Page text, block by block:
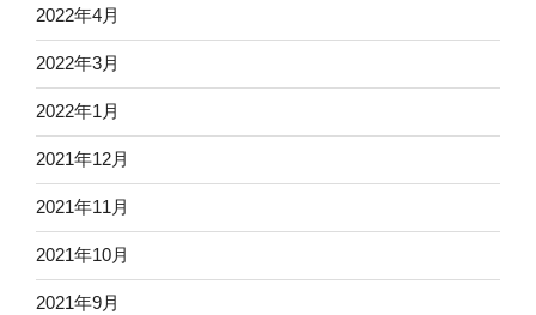
2022年4月
2022年3月
2022年1月
2021年12月
2021年11月
2021年10月
2021年9月